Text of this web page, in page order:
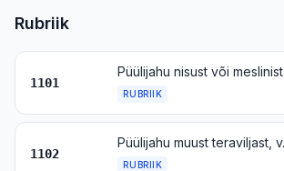
Rubriik
1101
Püülijahu nisust või meslinist
RUBRIIK
1102
RUBRIIK